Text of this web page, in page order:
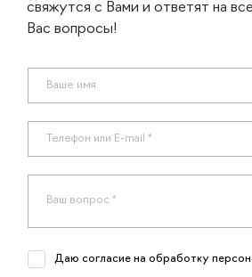
свяжутся с Вами и ответят на
Вас вопросы!
Даю согласие на обработку